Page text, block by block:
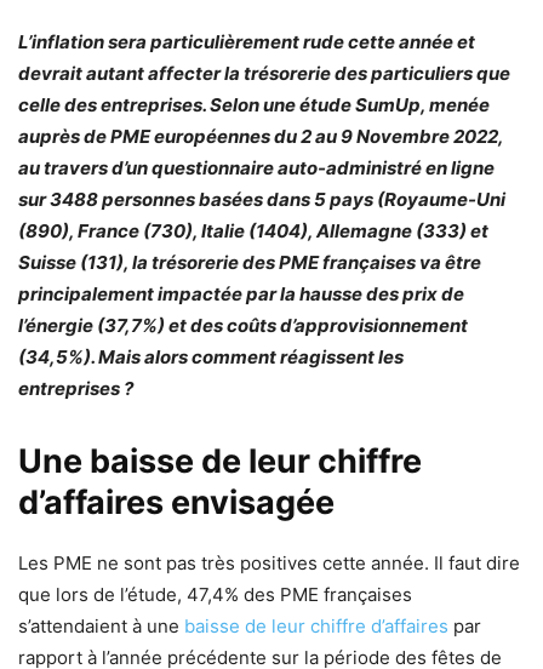
L’inflation sera particulièrement rude cette année et
devrait autant affecter la trésorerie des particuliers que
celle des entreprises. Selon une étude SumUp, menée
auprès de PME européennes du 2 au 9 Novembre 2022,
au travers d’un questionnaire auto-administré en ligne
sur 3488 personnes basées dans 5 pays (Royaume-Uni
(890), France (730), Italie (1404), Allemagne (333) et
Suisse (131), la trésorerie des PME françaises va être
principalement impactée par la hausse des prix de
l’énergie (37,7%) et des coûts d’approvisionnement
(34,5%). Mais alors comment réagissent les
entreprises ?
Une baisse de leur chiffre
d’affaires envisagée
Les PME ne sont pas très positives cette année. Il faut dire
que lors de l’étude, 47,4% des PME françaises
s’attendaient à une baisse de leur chiffre d’affaires par
rapport à l’année précédente sur la période des fêtes de